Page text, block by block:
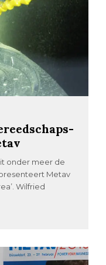
onder meer de
Metav
Wilfried